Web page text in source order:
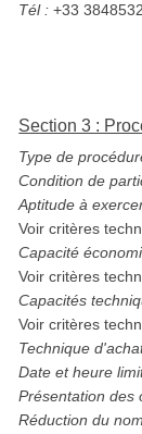
Tél : +33
Section 3 :
Type de
Condition de
Aptitude à
Voir critères
Capacité
Voir critères
Capacités
Voir critères
Technique
Date et heure
Présentation des
Réduction du